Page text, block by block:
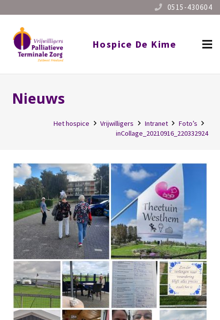
0515-430604
Hospice De Kime
Nieuws
Het hospice Vrijwilligers Intranet
Foto’s
inCollage_20210916_220332924